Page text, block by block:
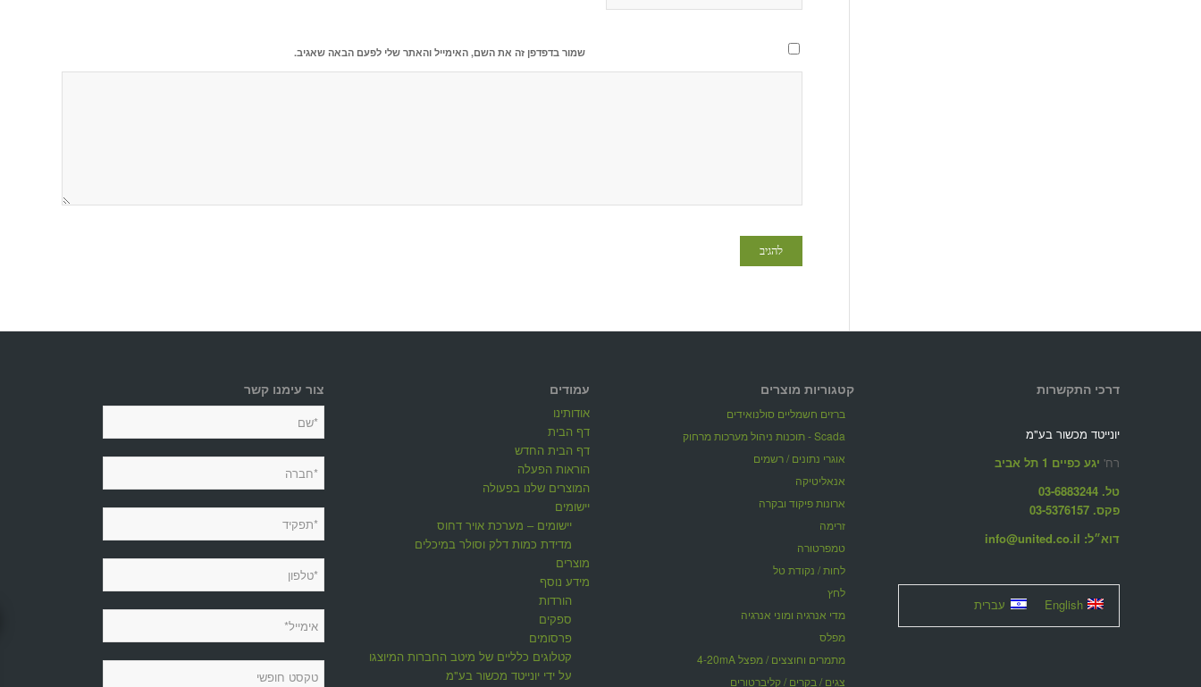
שמור בדפדפן זה את השם, האימייל והאתר שלי לפעם הבאה שאגיב.
צור עימנו קשר עמודים
אודותינו
דף הבית
דף הבית החדש
הוראות הפעלה
המוצרים שלנו בפעולה
יישומים
יישומים – מערכת אויר דחוס
מדידת כמות דלק וסולר במיכלים
מוצרים
מידע נוסף
הורדות
ספקים
פרסומים
קטלוגים כלליים של מיטב החברות המיוצגות
על ידי יונייטד מכשור בע"מ
קטגוריות מוצרים
ברזים חשמליים סולנואידים
Scada - תוכנות ניהול מערכות מרחוק
אוגרי נתונים / רשמים
אנאליטיקה
ארונות פיקוד ובקרה
זרימה
טמפרטורה
לחות / נקודת טל
לחץ
מדי אנרגיה ומוני אנרגיה
מפלס
מתמרים וחוצצים / מפצל 4-20mA
צגים / בקרים / קליברטורים
דרכי התקשרות
יונייטד מכשור בע"מ
רח' יגע כפיים 1 תל אביב
טל. 03-6883244
פקס. 03-5376157
דוא״ל: info@united.co.il
English עברית